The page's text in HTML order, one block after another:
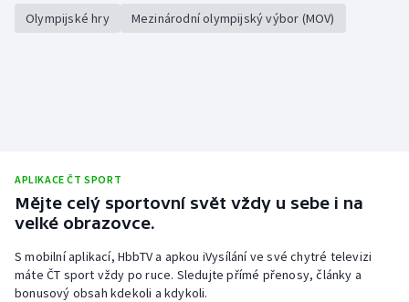
Olympijské hry Mezinárodní olympijský výbor (MOV)
APLIKACE ČT SPORT
Mějte celý sportovní svět vždy u sebe i na
velké obrazovce.
S mobilní aplikací, HbbTV a apkou iVysílání ve své chytré televizi
máte ČT sport vždy po ruce. Sledujte přímé přenosy, články a
bonusový obsah kdekoli a kdykoli.